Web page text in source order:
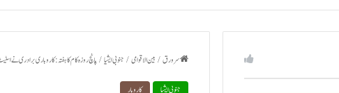
سرورق/ بین الاقوامی/ جنوبی ایشیا/پانچ روزہ کام کا ہفتہ: کاروباری برادری نے
جنوبی ایشیا کاروبار